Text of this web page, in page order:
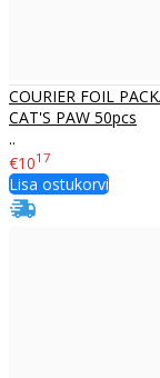
COURIER FOIL
CAT'S PAW 50pcs
..
€1017
Lisa ostukorvi